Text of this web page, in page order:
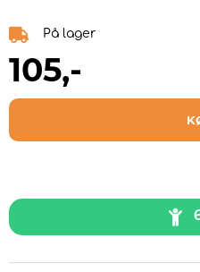
På lager
105,-